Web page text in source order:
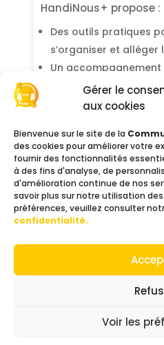
Gérer le
aux cookies
Bienvenue sur le site de la
des cookies pour améliorer votre
fournir des fonctionnalités
à des fins d'analyse, de
d'amélioration continue de nos
savoir plus sur notre utilisation
préférences, veuillez consulter
confidentialité.
Voir les
HandiNous+ propose :
Des outils pratiques
s’organiser et
Un
adapté à chaque
Un espace d’écoute
Contacts
Téléphone :06 92 32